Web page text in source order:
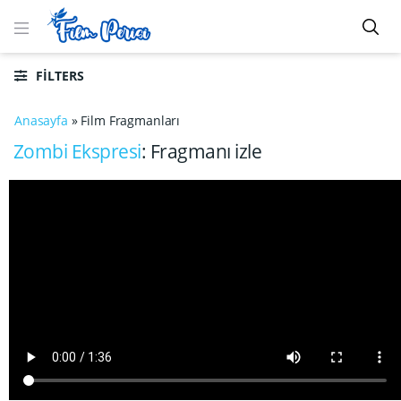
FILTERS
Anasayfa » Film Fragmanları
Zombi Ekspresi: Fragmanı izle